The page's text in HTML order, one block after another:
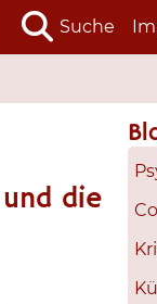
Suche
die